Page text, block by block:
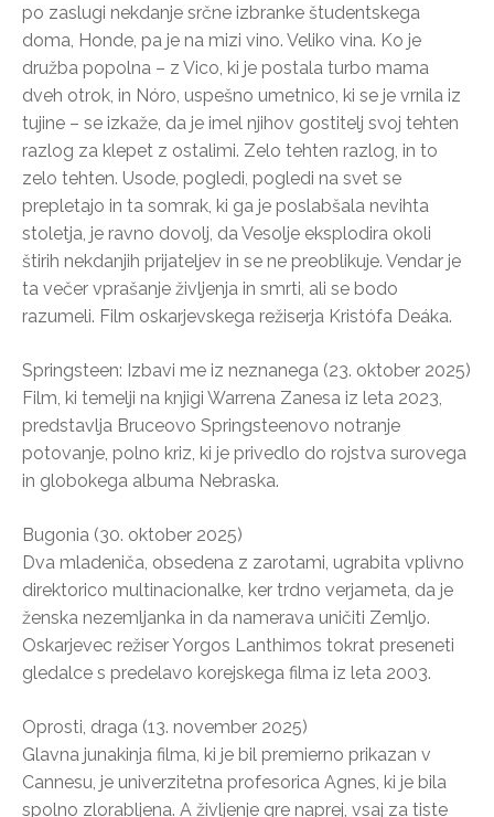
po zaslugi nekdanje srčne izbranke študentskega
doma, Honde, pa je na mizi vino. Veliko vina. Ko je
družba popolna – z Vico, ki je postala turbo mama
dveh otrok, in Nóro, uspešno umetnico, ki se je vrnila iz
tujine – se izkaže, da je imel njihov gostitelj svoj tehten
razlog za klepet z ostalimi. Zelo tehten razlog, in to
zelo tehten. Usode, pogledi, pogledi na svet se
prepletajo in ta somrak, ki ga je poslabšala nevihta
stoletja, je ravno dovolj, da Vesolje eksplodira okoli
štirih nekdanjih prijateljev in se ne preoblikuje. Vendar je
ta večer vprašanje življenja in smrti, ali se bodo
razumeli. Film oskarjevskega režiserja Kristófa Deáka.
Springsteen: Izbavi me iz neznanega (23. oktober 2025)
Film, ki temelji na knjigi Warrena Zanesa iz leta 2023,
predstavlja Bruceovo Springsteenovo notranje
potovanje, polno kriz, ki je privedlo do rojstva surovega
in globokega albuma Nebraska.
Bugonia (30. oktober 2025)
Dva mladeniča, obsedena z zarotami, ugrabita vplivno
direktorico multinacionalke, ker trdno verjameta, da je
ženska nezemljanka in da namerava uničiti Zemljo.
Oskarjevec režiser Yorgos Lanthimos tokrat preseneti
gledalce s predelavo korejskega filma iz leta 2003.
Oprosti, draga (13. november 2025)
Glavna junakinja filma, ki je bil premierno prikazan v
Cannesu, je univerzitetna profesorica Agnes, ki je bila
spolno zlorabljena. A življenje gre naprej, vsaj za tiste